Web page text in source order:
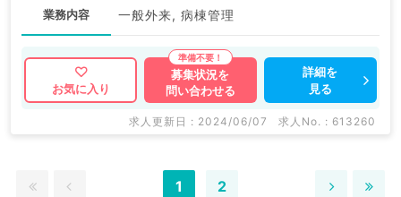
業務内容 一般外来, 病棟管理
お気に入り
募集状況を
問い合わせる
詳細を
見る
求人更新日 : 2024/06/07 求人No. : 613260
1 2